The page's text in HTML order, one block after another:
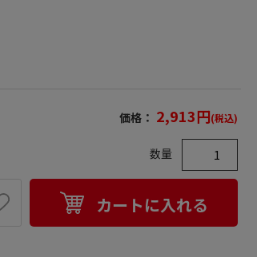
価格： 2,913円(税込)
数量
カートに入れる